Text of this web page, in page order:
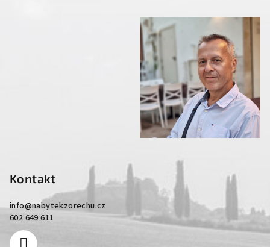
Kontakt
info@nabytekzorechu.cz
602 649 611